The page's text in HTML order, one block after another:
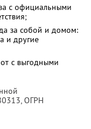
с официальными
за собой и домом:
и другие
с выгодными
, ОГРН